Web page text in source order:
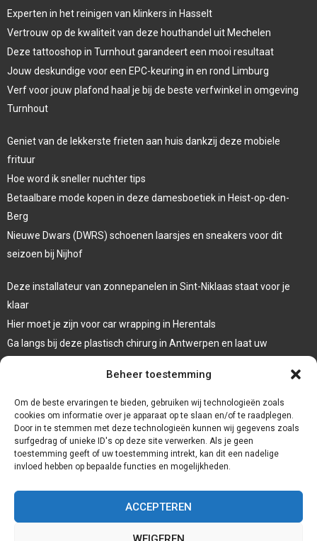
Beheer toestemming
Om de beste ervaringen te bieden, gebruiken wij technologieën zoals
cookies om informatie over je apparaat op te slaan en/of te raadplegen.
Door in te stemmen met deze technologieën kunnen wij gegevens zoals
surfgedrag of unieke ID's op deze site verwerken. Als je geen
toestemming geeft of uw toestemming intrekt, kan dit een nadelige
invloed hebben op bepaalde functies en mogelijkheden.
ACCEPTEREN
Experten in het reinigen van klinkers in Hasselt
Vertrouw op de kwaliteit van deze houthandel uit Mechelen
Deze tattooshop in Turnhout garandeert een mooi resultaat
Jouw deskundige voor een EPC-keuring in en rond Limburg
Verf voor jouw plafond haal je bij de beste verfwinkel in omgeving
Turnhout
Geniet van de lekkerste frieten aan huis dankzij deze mobiele
frituur
Hoe word ik sneller nuchter tips
Betaalbare mode kopen in deze damesboetiek in Heist-op-den-
Berg
Nieuwe Dwars (DWRS) schoenen laarsjes en sneakers voor dit
seizoen bij Nijhof
Deze installateur van zonnepanelen in Sint-Niklaas staat voor je
klaar
Hier moet je zijn voor car wrapping in Herentals
Ga langs bij deze plastisch chirurg in Antwerpen en laat uw
Laat een systeemdiagnose uitvoeren bij deze garage in Dessel